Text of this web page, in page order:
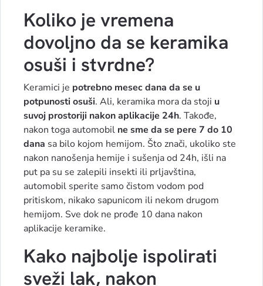
Koliko je vremena
dovoljno da se keramika
osuši i stvrdne?
Keramici je potrebno mesec dana da se u
potpunosti osuši. Ali, keramika mora da stoji u
suvoj prostoriji nakon aplikacije 24h. Takođe,
nakon toga automobil ne sme da se pere 7 do 10
dana sa bilo kojom hemijom. Što znači, ukoliko ste
nakon nanošenja hemije i sušenja od 24h, išli na
put pa su se zalepili insekti ili prljavština,
automobil sperite samo čistom vodom pod
pritiskom, nikako sapunicom ili nekom drugom
hemijom. Sve dok ne prođe 10 dana nakon
aplikacije keramike.
Kako najbolje ispolirati
sveži lak, nakon